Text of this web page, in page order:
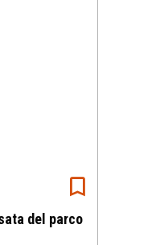
del parco